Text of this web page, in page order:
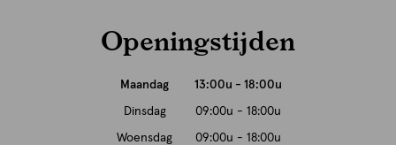
Openingstijden
Maandag 13:00u - 18:00u
Dinsdag 09:00u - 18:00u
Woensdag 09:00u - 18:00u